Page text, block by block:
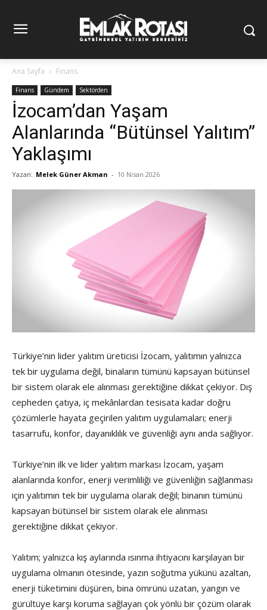
Ana Sayfa Finans
Finans Gündem Sektörden
İzocam’dan Yaşam
Alanlarında “Bütünsel Yalıtım”
Yaklaşımı
Yazan: Melek Güner Akman - 10 Nisan 2026
Türkiye’nin lider yalıtım üreticisi İzocam, yalıtımın yalnızca
tek bir uygulama değil, binaların tümünü kapsayan bütünsel
bir sistem olarak ele alınması gerektiğine dikkat çekiyor. Dış
cepheden çatıya, iç mekânlardan tesisata kadar doğru
çözümlerle hayata geçirilen yalıtım uygulamaları; enerji
tasarrufu, konfor, dayanıklılık ve güvenliği aynı anda sağlıyor.
Türkiye’nin ilk ve lider yalıtım markası İzocam, yaşam
alanlarında konfor, enerji verimliliği ve güvenliğin sağlanması
için yalıtımın tek bir uygulama olarak değil; binanın tümünü
kapsayan bütünsel bir sistem olarak ele alınması
gerektiğine dikkat çekiyor.
Yalıtım; yalnızca kış aylarında ısınma ihtiyacını karşılayan bir
uygulama olmanın ötesinde, yazın soğutma yükünü azaltan,
enerji tüketimini düşüren, bina ömrünü uzatan, yangın ve
gürültüye karşı koruma sağlayan çok yönlü bir çözüm olarak